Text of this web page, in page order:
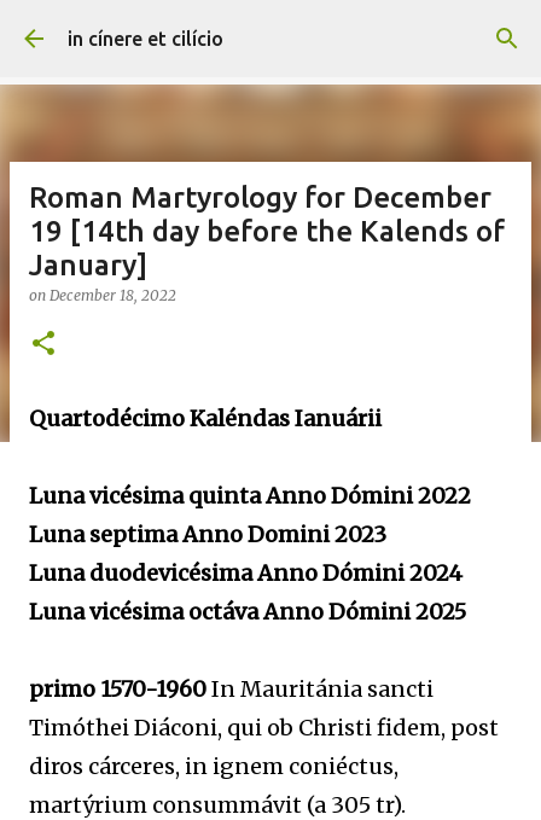
Skip to main content
in cínere et cilício
Roman Martyrology for December
19 [14th day before the Kalends of
January]
on December 18, 2022
Quartodécimo Kaléndas Ianuárii
Luna vicésima quinta Anno Dómini 2022
Luna septima Anno Domini 2023
Luna duodevicésima Anno Dómini 2024
Luna vicésima octáva Anno Dómini 2025
primo 1570-1960In Mauritánia sancti
Timóthei Diáconi, qui ob Christi fidem, post
diros cárceres, in ignem coniéctus,
martýrium consummávit (a 305 tr).